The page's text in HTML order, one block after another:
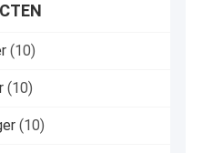
(10)
(10)
(10)